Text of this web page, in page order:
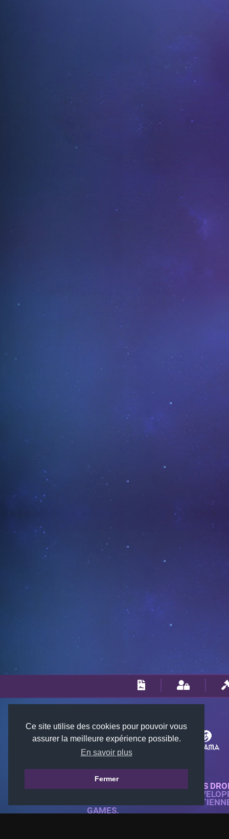
Ce site utilise des cookies pour pouvoir vous
assurer la meilleure expérience possible.
En savoir plus
Fermer
© 2018-2026 KTARENA. TOUS
SITE WEB ENTIÈREMENT
TOUTES LES IMAGES
GAMES.